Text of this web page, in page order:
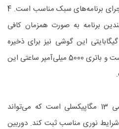
که برای انجام کارهای روزمره و اجرای برنامه‌های سبک مناسب است. 4
برنامه به صورت همزمان کافی
خواهد بود. حافظه داخلی 128 گیگابایتی این گوشی نیز برای ذخیره
عکس، فیلم و برنامه‌ها مناسب است و باتری 5000 میلی‌آمپر ساعتی این
دوربین: دوربین اصلی این گوشی 13 مگاپیکسلی است که می‌تواند
نوری مناسب ثبت کند. دوربین